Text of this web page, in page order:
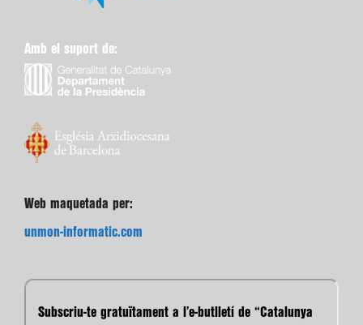
Amb el suport de:
Web maquetada per:
unmon-informatic.com
Subscriu-te gratuïtament a l’e-butlletí de “Catalunya